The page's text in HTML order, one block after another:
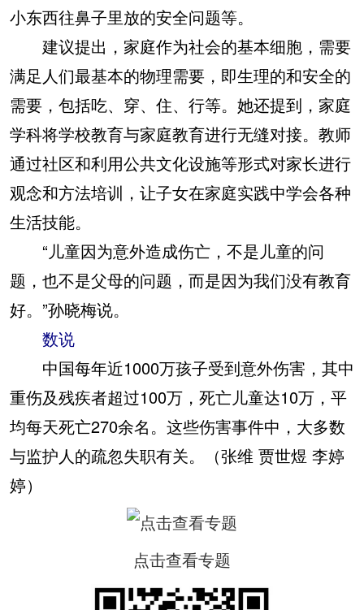
小东西往鼻子里放的安全问题等。
建议提出，家庭作为社会的基本细胞，需要
满足人们最基本的物理需要，即生理的和安全的
需要，包括吃、穿、住、行等。她还提到，家庭
学科将学校教育与家庭教育进行无缝对接。教师
通过社区和利用公共文化设施等形式对家长进行
观念和方法培训，让子女在家庭实践中学会各种
生活技能。
“儿童因为意外造成伤亡，不是儿童的问
题，也不是父母的问题，而是因为我们没有教育
好。”孙晓梅说。
数说
中国每年近1000万孩子受到意外伤害，其中
重伤及残疾者超过100万，死亡儿童达10万，平
均每天死亡270余名。这些伤害事件中，大多数
与监护人的疏忽失职有关。（张维 贾世煜 李婷
婷）
点击查看专题